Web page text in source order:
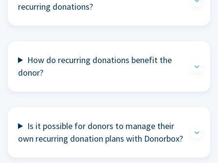
recurring donations?
How do recurring donations benefit the
donor?
Is it possible for donors to manage their
own recurring donation plans with Donorbox?